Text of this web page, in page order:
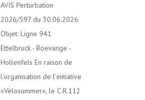
AVIS Perturbation
2026/597 du 30.06.2026
Objet: Ligne 941
Ettelbruck - Boevange -
Hollenfels En raison de
l’organisation de l’initiative
«Vëlosummer», le C.R.112